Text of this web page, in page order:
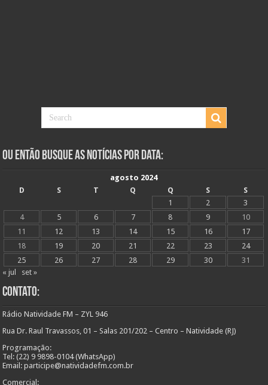
Ou Então Busque as Notícias Por Data:
agosto 2024
D
S T Q Q S
S
1
2
3
4
5 6 7 8 9
10
11
12 13 14 15 16
17
18
19 20 21 22 23
24
25
26 27 28 29 30
31
« jul
set »
Contato:
Rádio Natividade FM – ZYL 946
Rua Dr. Raul Travassos, 01 – Salas 201/202 – Centro – Natividade (RJ)
Programação:
Tel: (22) 9 9898-0104 (WhatsApp)
Email: participe@natividadefm.com.br
Comercial: